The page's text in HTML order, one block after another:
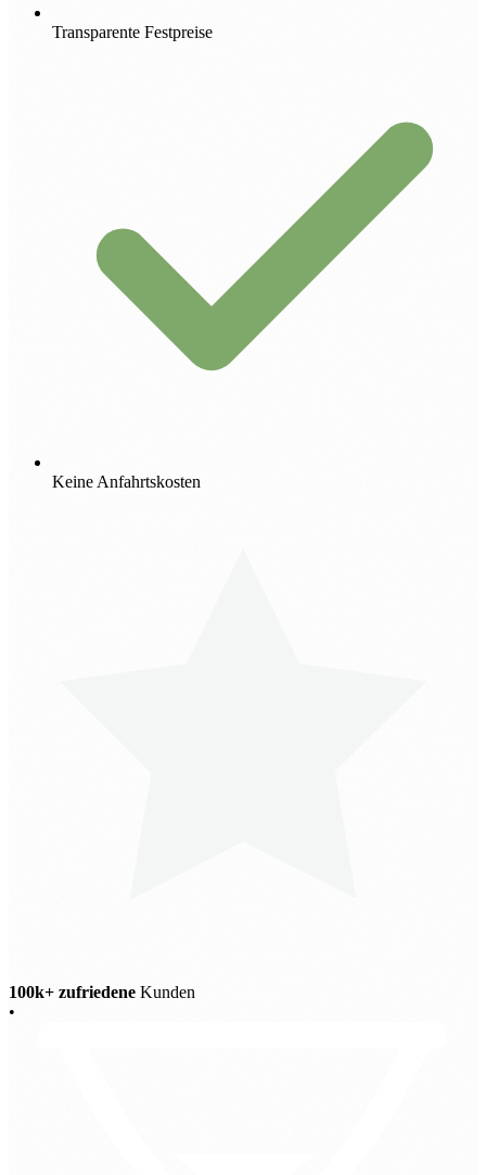
Transparente Festpreise
Keine Anfahrtskosten
100k+ zufriedene Kunden
•